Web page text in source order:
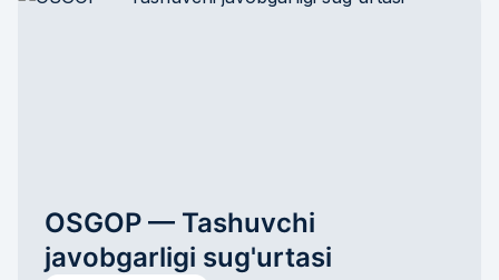
OSGOP — Tashuvchi
javobgarligi sug'urtasi